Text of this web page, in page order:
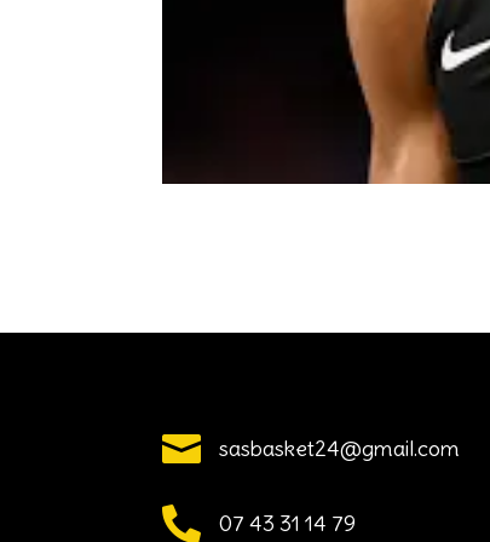
 sasbasket24@gmail.com
 07 43 31 14 79